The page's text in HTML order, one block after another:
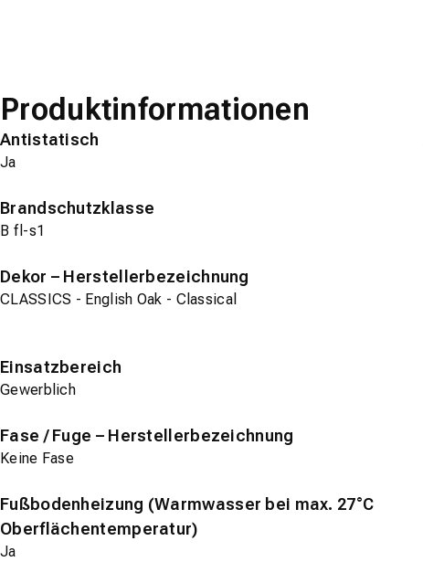
Produktinformationen
Antistatisch
Ja
Brandschutzklasse
B fl-s1
Dekor – Herstellerbezeichnung
CLASSICS - English Oak - Classical
Einsatzbereich
Gewerblich
Fase / Fuge – Herstellerbezeichnung
Keine Fase
Fußbodenheizung (Warmwasser bei max. 27°C
Oberflächentemperatur)
Ja